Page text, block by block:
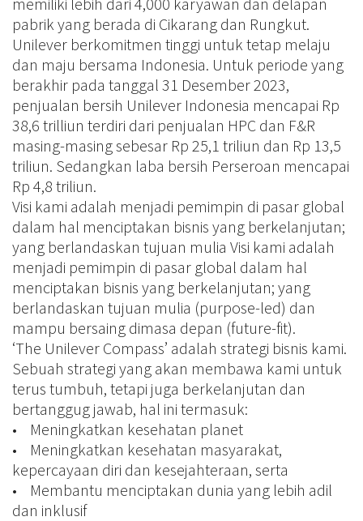
pabrik yang berada di Cikarang dan Rungkut.
Unilever berkomitmen tinggi untuk tetap melaju
dan maju bersama Indonesia. Untuk periode yang
berakhir pada tanggal 31 Desember 2023,
penjualan bersih Unilever Indonesia mencapai Rp
38,6 trilliun terdiri dari penjualan HPC dan F&R
masing-masing sebesar Rp 25,1 triliun dan Rp 13,5
triliun. Sedangkan laba bersih Perseroan mencapai
Rp 4,8 triliun.
Visi kami adalah menjadi pemimpin di pasar global
dalam hal menciptakan bisnis yang berkelanjutan;
yang berlandaskan tujuan mulia Visi kami adalah
menjadi pemimpin di pasar global dalam hal
menciptakan bisnis yang berkelanjutan; yang
berlandaskan tujuan mulia (purpose-led) dan
mampu bersaing dimasa depan (future-fit).
‘The Unilever Compass’ adalah strategi bisnis kami.
Sebuah strategi yang akan membawa kami untuk
terus tumbuh, tetapi juga berkelanjutan dan
bertanggug jawab, hal ini termasuk:
• Meningkatkan kesehatan planet
• Meningkatkan kesehatan masyarakat,
kepercayaan diri dan kesejahteraan, serta
• Membantu menciptakan dunia yang lebih adil
dan inklusif